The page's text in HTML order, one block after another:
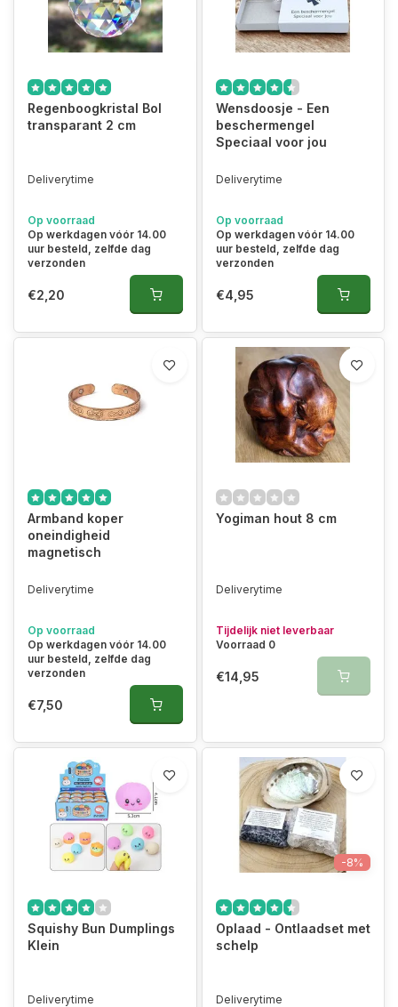
Regenboogkristal Bol
transparant 2 cm
Deliverytime
Op voorraad
Op werkdagen vóór 14.00
uur besteld, zelfde dag
verzonden
€2,20
Wensdoosje - Een
beschermengel
Speciaal voor jou
Deliverytime
Op voorraad
Op werkdagen vóór 14.00
uur besteld, zelfde dag
verzonden
€4,95
Armband koper
oneindigheid
magnetisch
Deliverytime
Op voorraad
Op werkdagen vóór 14.00
uur besteld, zelfde dag
verzonden
€7,50
Yogiman hout 8 cm
Deliverytime
Tijdelijk niet leverbaar
Voorraad 0
€14,95
Squishy Bun Dumplings
Klein
Deliverytime
-8%
Oplaad - Ontlaadset met
schelp
Deliverytime